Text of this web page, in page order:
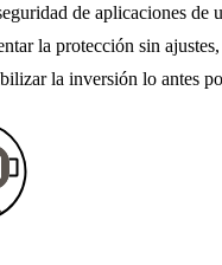
de aplicaciones de
la protección sin
la inversión lo antes